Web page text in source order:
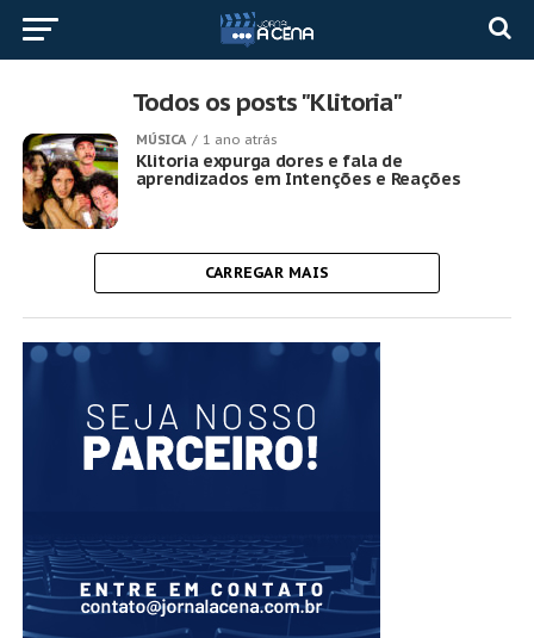
Todos os posts "Klitoria"
MÚSICA 1 ano atrás
Klitoria expurga dores e fala de
aprendizados em Intenções e Reações
CARREGAR MAIS